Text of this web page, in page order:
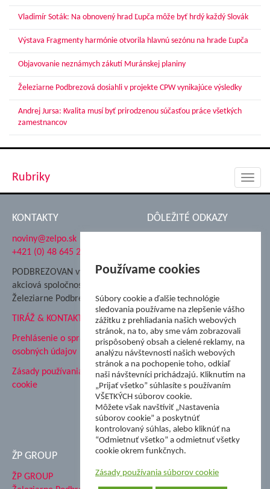
Vladimír Soták: Na obnovený hrad Ľupča môže byť hrdý každý Slovák
Výstava Fragmenty harmónie otvorila hlavnú sezónu na hrade Ľupča
Objavovanie neznámych zákutí Muránskej planiny
Železiarne Podbrezová dosiahli v projekte CPW vynikajúce výsledky
Andrej Jursa: Kvalita musí byť prirodzenou súčasťou práce všetkých
zamestnancov
Rubriky
KONTAKTY
noviny@zelpo.sk
+421 (0) 48 645 2711
PODBREZOVAN vydáva
akciová spoločnosť
Železiarne Podbrezová
TIRÁŽ & KONTAKT
Prehlásenie o spracovaní
osobných údajov
Zásady používania súborov
cookie
DÔLEŽITÉ ODKAZY
Nadácia Železiarne
ŽP Informatika s.r.o.
ŠK Železiarne Podbrezová
Tále a.s.
ŽP GROUP
ŽP GROUP
Používame cookies
Súbory cookie a ďalšie technológie
sledovania používame na zlepšenie vášho
zážitku z prehliadania našich webových
stránok, na to, aby sme vám zobrazovali
prispôsobený obsah a cielené reklamy, na
analýzu návštevnosti našich webových
stránok a na pochopenie toho, odkiaľ
naši návštevníci prichádzajú. Kliknutím na
„Prijať všetko” súhlasíte s používaním
VŠETKÝCH súborov cookie.
Môžete však navštíviť „Nastavenia
súborov cookie” a poskytnúť
kontrolovaný súhlas, alebo kliknúť na
“Odmietnuť všetko” a odmietnuť všetky
cookie okrem funkčnych.
Zásady používania súborov cookie